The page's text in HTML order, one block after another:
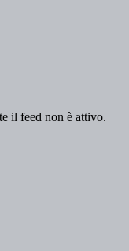
il feed non è attivo.